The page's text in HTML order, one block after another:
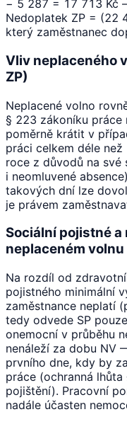
− 5 287 = 17 713 Kč
Nedoplatek ZP = (22
který zaměstnanec
Vliv neplaceného
ZP)
Neplacené volno
§ 223 zákoníku práce
poměrně krátit v
práci celkem déle
roce z důvodů na své
i neomluvené
takových dní lze
je právem
Sociální pojistné
neplaceném volnu
Na rozdíl od
pojistného minimální
zaměstnance neplatí
tedy odvede SP
onemocní v průběhu
nenáleží za dobu NV
prvního dne, kdy by
práce (ochranná
pojištění). Pracovní
nadále účasten